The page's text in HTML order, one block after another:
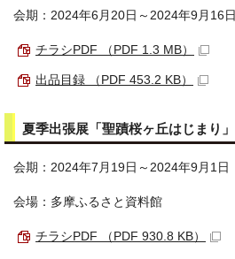
会期：2024年6月20日～2024年9月16日
チラシPDF （PDF 1.3 MB）
出品目録 （PDF 453.2 KB）
夏季出張展「聖蹟桜ヶ丘はじまり」
会期：2024年7月19日～2024年9月1日
会場：多摩ふるさと資料館
チラシPDF （PDF 930.8 KB）